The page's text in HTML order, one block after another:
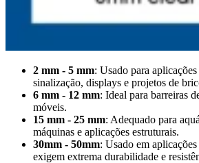
2 mm - 5 mm: Usado para
sinalização, displays e projetos de
6 mm - 12 mm: Ideal para barreiras
móveis.
15 mm - 25 mm: Adequado para
máquinas e aplicações estruturais.
30mm - 50mm: Usado em
exigem extrema durabilidade e